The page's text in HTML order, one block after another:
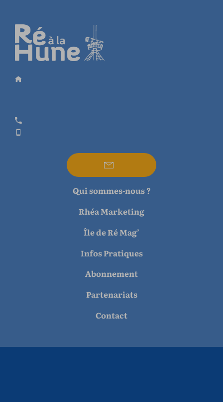
Qui sommes-nous ?
Rhéa Marketing
Île de Ré Mag’
Infos Pratiques
Abonnement
Partenariats
Contact